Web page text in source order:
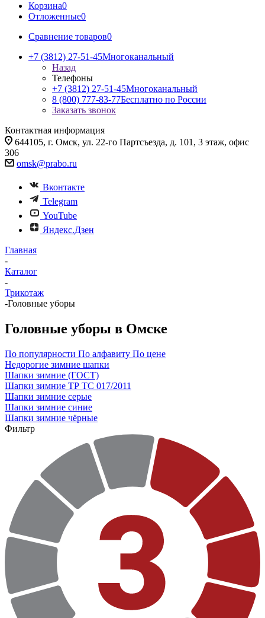
Корзина0
Отложенные0
Сравнение товаров0
+7 (3812) 27-51-45Многоканальный
Назад
Телефоны
+7 (3812) 27-51-45Многоканальный
8 (800) 777-83-77Бесплатно по России
Заказать звонок
Контактная информация
644105, г. Омск, ул. 22-го Партсъезда, д. 101, 3 этаж, офис
306
omsk@prabo.ru
Вконтакте
Telegram
YouTube
Яндекс.Дзен
Главная
-
Каталог
-
Трикотаж
-Головные уборы
Головные уборы в Омске
По популярности По алфавиту По цене
Недорогие зимние шапки
Шапки зимние (ГОСТ)
Шапки зимние ТР ТС 017/2011
Шапки зимние серые
Шапки зимние синие
Шапки зимние чёрные
Фильтр